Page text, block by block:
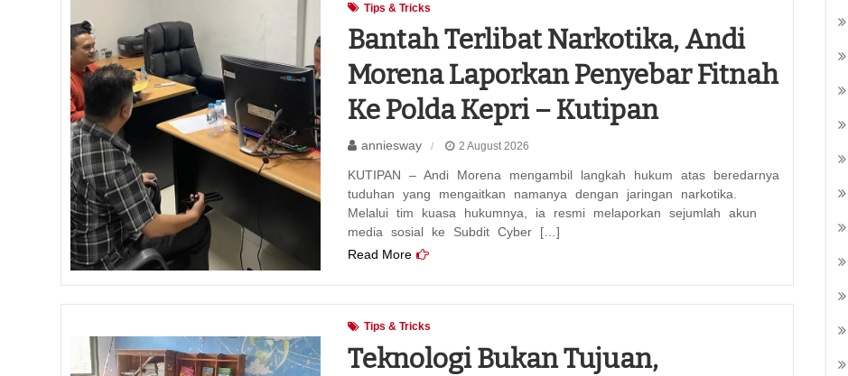
Tips & Tricks
Bantah Terlibat Narkotika, Andi
Morena Laporkan Penyebar Fitnah
Ke Polda Kepri – Kutipan
anniesway 2 August 2026
KUTIPAN – Andi Morena mengambil langkah hukum atas beredarnya
tuduhan yang mengaitkan namanya dengan jaringan narkotika.
Melalui tim kuasa hukumnya, ia resmi melaporkan sejumlah akun
media sosial ke Subdit Cyber […]
Read More
Tips & Tricks
Teknologi Bukan Tujuan,